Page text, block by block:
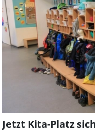
Jetzt Kita-Platz